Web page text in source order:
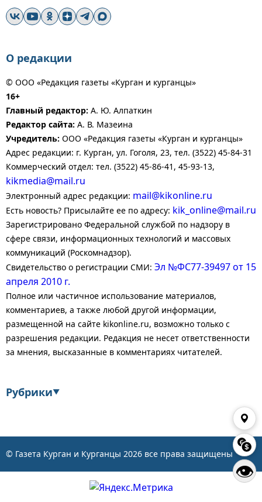
👁
О редакции
© ООО «Редакция газеты «Курган и курганцы»
16+
Главный редактор: А. Ю. Алпаткин
Редактор сайта: А. В. Мазеина
Учредитель: ООО «Редакция газеты «Курган и курганцы»
Адрес редакции: г. Курган, ул. Гоголя, 23, тел. (3522) 45-84-31
Коммерческий отдел: тел. (3522) 45-86-41, 45-93-13,
kikmedia@mail.ru
Электронный адрес редакции: mail@kikonline.ru
Есть новость? Присылайте ее по адресу: kik_online@mail.ru
Зарегистрировано Федеральной службой по надзору в
сфере связи, информационных технологий и массовых
коммуникаций (Роскомнадзор).
Свидетельство о регистрации СМИ: Эл №ФС77-39497 от 15
апреля 2010 г.
Полное или частичное использование материалов,
комментариев, а также любой другой информации,
размещенной на сайте kikonline.ru, возможно только с
разрешения редакции. Редакция не несет ответственности
за мнения, высказанные в комментариях читателей.
Рубрики▼
События
© Газета Курган и Курганцы 2026 все права защищены